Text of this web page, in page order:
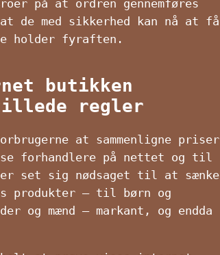
på at ordren gennemføres
de med sikkerhed kan nå at få
holder fyraften.
butikken
regler
at sammenligne priser
forhandlere på nettet og til
set sig nødsaget til at sænke
produkter – til børn og
og mænd – markant, og endda